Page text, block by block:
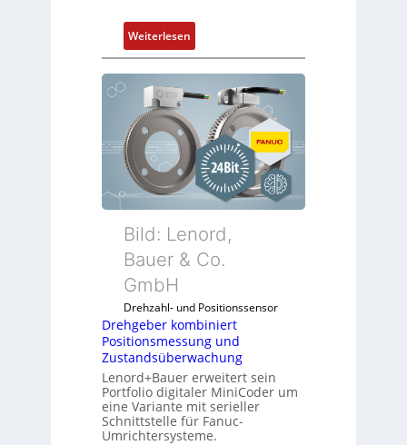
Weiterlesen:
D
r
e
g
e
b
e
r
o
m
n
i
e
r
t
P
o
Bild: Lenord,
Bauer & Co.
GmbH
Drehzahl- und Positionssensor
Drehgeber kombiniert
Positionsmessung und
Zustandsüberwachung
Lenord+Bauer erweitert sein
Portfolio digitaler MiniCoder um
eine Variante mit serieller
Schnittstelle für Fanuc-
Umrichtersysteme.